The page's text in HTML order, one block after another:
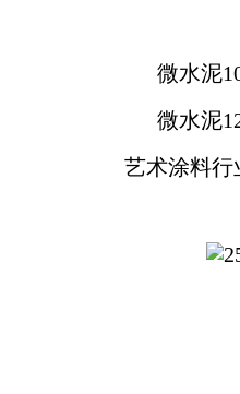
微水泥10
微水泥12
艺术涂料行